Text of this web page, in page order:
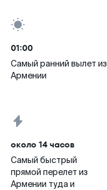
01:00
Самый ранний вылет из
Армении
около 14 часов
Самый быстрый
прямой перелет из
Армении туда и